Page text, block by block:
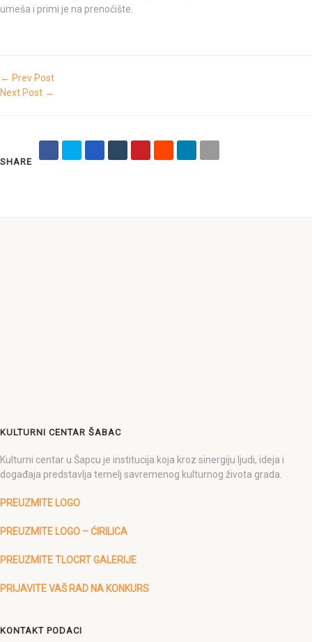
umeša i primi je na prenoćište.
← Prev Post
Next Post →
SHARE
KULTURNI CENTAR ŠABAC
Kulturni centar u Šapcu je institucija koja kroz sinergiju ljudi, ideja i
događaja predstavlja temelj savremenog kulturnog života grada.
PREUZMITE LOGO
PREUZMITE LOGO – ĆIRILICA
PREUZMITE TLOCRT GALERIJE
PRIJAVITE VAŠ RAD NA KONKURS
KONTAKT PODACI